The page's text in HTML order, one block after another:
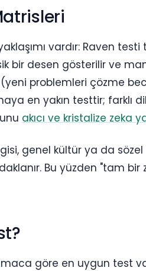
vardır: Raven
bir desen gösterilir ve
(yeni problemleri çözme
en yakın testtir; farklı
akıcı ve kristalize zeka
genel kültür ya da
Bu yüzden "tam bir
göre en uygun test